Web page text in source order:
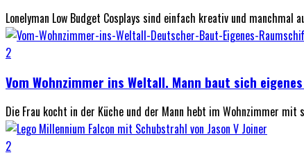
Lonelyman Low Budget Cosplays sind einfach kreativ und
2
Vom Wohnzimmer ins Weltall. Mann baut sich
Die Frau kocht in der Küche und der Mann hebt im Wohnzimmer mit
2